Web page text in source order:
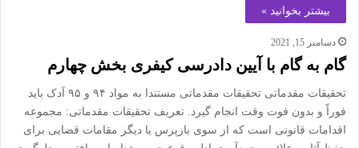
بیشتر بخوانید »
دسامبر 15, 2021
گام به گام با آیین دادرسی کیفری بخش چهارم
تحقیقات مقدماتی تحقیقات مقدماتی مستندا به مواد ۹۴ و ۹۵ آدک باید
فوراً و بدون فوت وقت انجام گیرد. تعریف تحقیقات مقدماتی: مجموعه
اقدامات قانونی است که از سوی بازپرس یا دیگر مقامات قضایی برای